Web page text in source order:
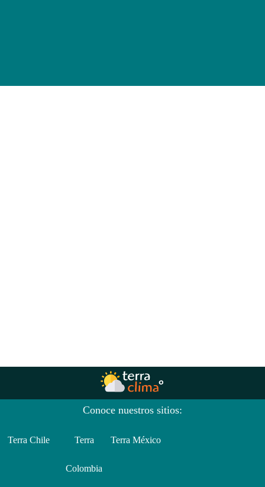
Conoce nuestros sitios:
Terra Chile Terra
Colombia
Terra México